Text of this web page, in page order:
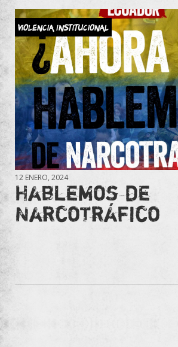
Violencia Institucional
12 ENERO, 2024
Hablemos de
Narcotráfico